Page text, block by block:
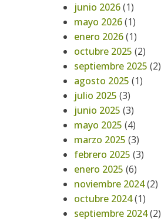
junio 2026(1)
mayo 2026(1)
enero 2026(1)
octubre 2025 (2)
septiembre 2025 (2)
agosto 2025 (1)
julio 2025 (3)
junio 2025 (3)
mayo 2025 (4)
marzo 2025 (3)
febrero 2025 (3)
enero 2025 (6)
noviembre 2024(2)
octubre 2024(1)
septiembre 2024(2)